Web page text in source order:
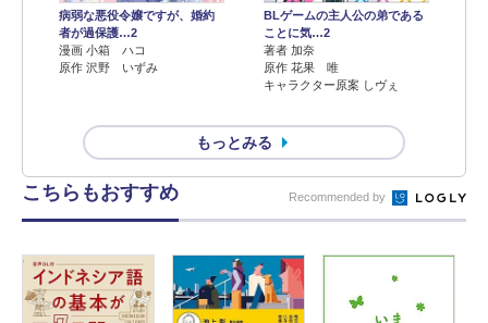
病弱な悪役令嬢ですが、婚約
者が過保護…2
漫画 小箱 ハコ
原作 沢野 いずみ
BLゲームの主人公の弟である
ことに気…2
著者 加奈
原作 花果 唯
キャラクター原案 しヴぇ
もっとみる
こちらもおすすめ Recommended by